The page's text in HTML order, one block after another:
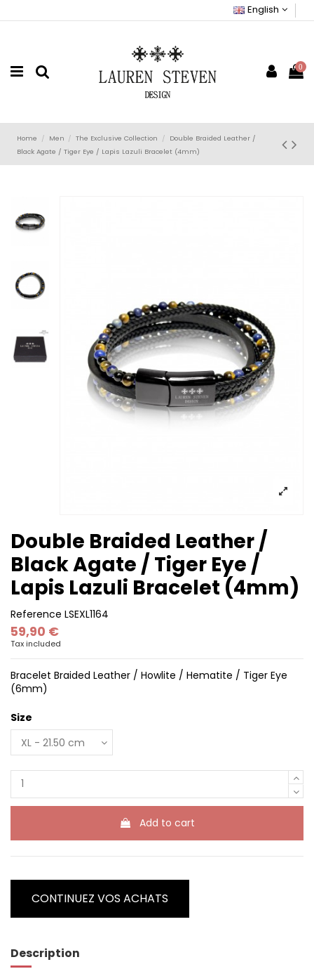
English
0
Home Men The Exclusive Collection
Double Braided Leather /
Black Agate / Tiger Eye / Lapis Lazuli Bracelet (4mm)
Double Braided Leather /
Black Agate / Tiger Eye /
Lapis Lazuli Bracelet (4mm)
Reference LSEXL1164
59,90 €
Tax included
Bracelet Braided Leather / Howlite / Hematite / Tiger Eye
(6mm)
Size
Add to cart
CONTINUEZ VOS ACHATS
Description